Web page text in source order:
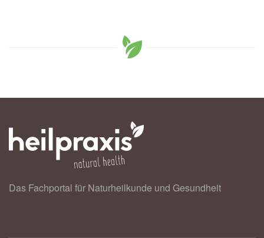
Das Fachportal für Naturheilkunde und Gesundheit